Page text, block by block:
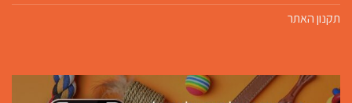
תקנון האתר